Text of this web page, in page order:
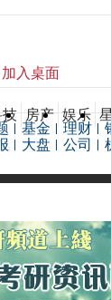
加入桌面
技 房产 娱乐
基金 理财
大盘 公司